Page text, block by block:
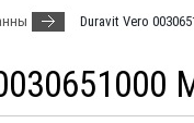
Duravit Vero